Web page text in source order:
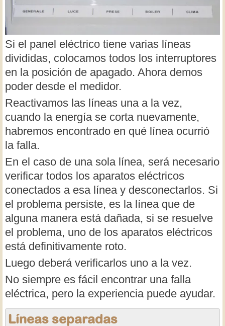
Si el panel eléctrico tiene varias líneas
divididas, colocamos todos los interruptores
en la posición de apagado. Ahora demos
poder desde el medidor.
Reactivamos las líneas una a la vez,
cuando la energía se corta nuevamente,
habremos encontrado en qué línea ocurrió
la falla.
En el caso de una sola línea, será necesario
verificar todos los aparatos eléctricos
conectados a esa línea y desconectarlos. Si
el problema persiste, es la línea que de
alguna manera está dañada, si se resuelve
el problema, uno de los aparatos eléctricos
está definitivamente roto.
Luego deberá verificarlos uno a la vez.
No siempre es fácil encontrar una falla
eléctrica, pero la experiencia puede ayudar.
Líneas separadas